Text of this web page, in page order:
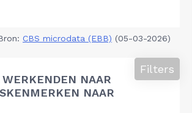
CBS microdata (EBB) (05-03-2026)
NAAR
NAAR
Filters